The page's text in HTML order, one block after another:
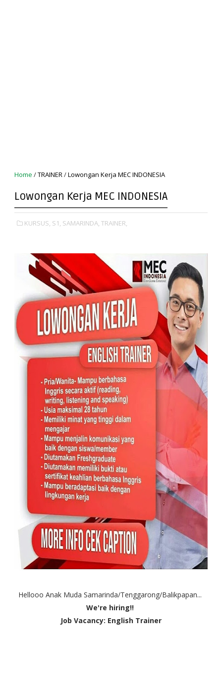
Home /TRAINER/Lowongan Kerja MEC INDONESIA
Lowongan Kerja MEC INDONESIA
KURSUS, S1, SAMARINDA, TRAINER,
Hellooo Anak Muda Samarinda/Tenggarong/Balikpapan...
We're hiring!!
Job Vacancy: English Trainer